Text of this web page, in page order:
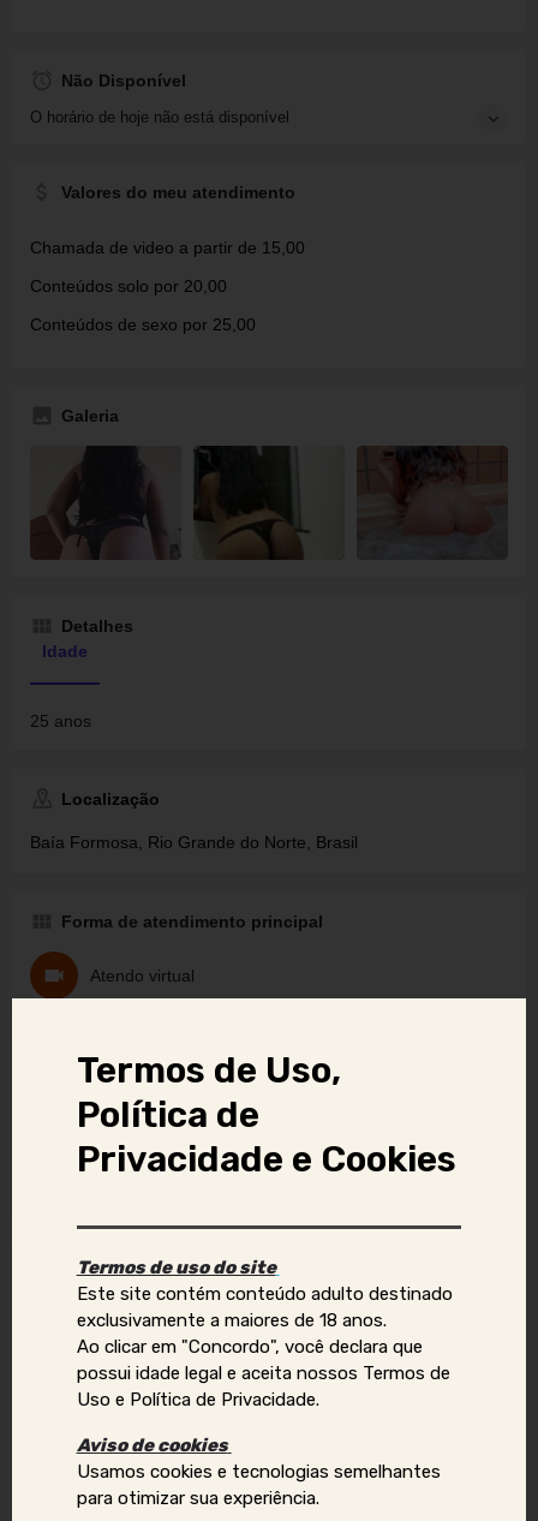
Não Disponível
O horário de hoje não está disponível
Valores do meu atendimento
Chamada de video a partir de 15,00
Conteúdos solo por 20,00
Conteúdos de sexo por 25,00
Galeria
Detalhes
Idade
25 anos
Localização
Baía Formosa, Rio Grande do Norte, Brasil
Forma de atendimento principal
Atendo virtual
Tags
Camgirl
Denunciar anúncio
Aviso Importante:
Se você identificar golpes, conteúdos ilegais ou abusivos,
ou quiser reportar violações de direitos autorais, uso
indevido de imagens ou dados pessoais (como telefone,
e-mail, nomes, endereços, etc.), envie um e-mail para:
contato@acompanhantesvirtual.com.br
Termos de Uso,
Política de
Privacidade e Cookies
Termos de uso do site
Este site contém conteúdo adulto destinado
exclusivamente a maiores de 18 anos.
Ao clicar em "Concordo", você declara que
possui idade legal e aceita nossos Termos de
Uso e Política de Privacidade.
Aviso de cookies
Usamos cookies e tecnologias semelhantes
para otimizar sua experiência.